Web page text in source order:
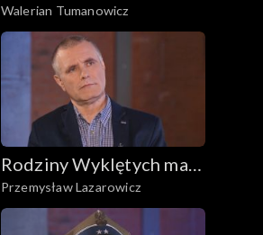
głos
Walerian Tumanowicz
Rodziny Wyklętych mają
głos
Przemysław Lazarowicz